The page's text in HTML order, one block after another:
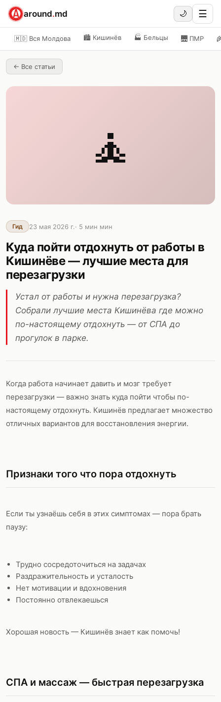
around.md 🌙 ☰
🇲🇩 Вся Молдова 🏙️ Кишинёв 🏭 Бельцы 🌉 ПМР
← Все статьи
🧘
Гид 23 мая 2026 г.· 5 мин мин
Куда пойти отдохнуть от работы в
Кишинёве — лучшие места для
перезагрузки
Устал от работы и нужна перезагрузка?
Собрали лучшие места Кишинёва где можно
по-настоящему отдохнуть — от СПА до
прогулок в парке.
Когда работа начинает давить и мозг требует
перезагрузки — важно знать куда пойти чтобы по-
настоящему отдохнуть. Кишинёв предлагает множество
отличных вариантов для восстановления энергии.
Признаки того что пора отдохнуть
Если ты узнаёшь себя в этих симптомах — пора брать
паузу:
Трудно сосредоточиться на задачах
Раздражительность и усталость
Нет мотивации и вдохновения
Постоянно отвлекаешься
Хорошая новость — Кишинёв знает как помочь!
СПА и массаж — быстрая перезагрузка